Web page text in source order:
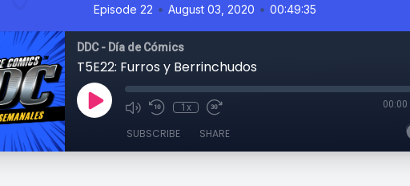
Episode 22 • August 03, 2020 • 00:49:35
DDC - Día de Cómics
T5E22: Furros y Berrinchudos
1x 00:00
SUBSCRIBE SHARE